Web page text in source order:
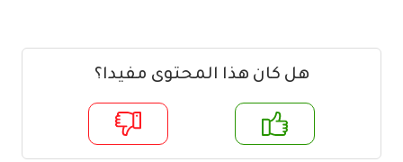
هل كان هذا المحتوى مفيدا؟
لا